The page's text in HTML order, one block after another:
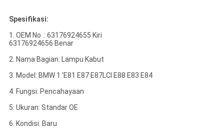
Spesifikasi:
1. OEM No .: 63176924655 Kiri
63176924656 Benar
2. Nama Bagian: Lampu Kabut
3. Model: BMW 1 'E81 E87 E87LCI E88 E83 E84
4. Fungsi: Pencahayaan
5. Ukuran: Standar OE
6. Kondisi: Baru